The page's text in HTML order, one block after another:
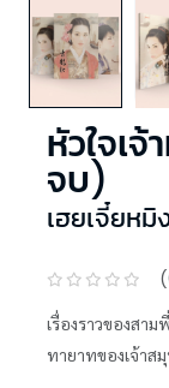
หัวใจเ
จบ)
เฮยเจี๋ยหมิ
(
เรื่องราวของสา
ทายาทของเจ้าส